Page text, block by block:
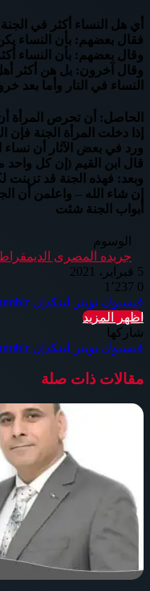
أي هل النساء أكثر في
فقال بعضهم: بأن النساء
وقال بعضهم: بأن النساء
وقال آخرون: بل هن أكثر
النساء في النار وأما بعد
الحاصل: أن تحرص المرأة
إذا دخلت المرأة الجنة فإن
ورد في بعض الآثار أن نساء
قال ابن القيم (إن كل
وبعد: فهذه الجنة قد تزينت
إن شاء الله – واعلمن أن
أبواب الجنة شئت
الوسوم
جريده المصرى
5 فبراير، 2021
0
فيسبوك تويتر لينكدإن
اظهر المزيد
شاركها
فيسبوك تويتر لينكدإن
مقالات ذات صلة